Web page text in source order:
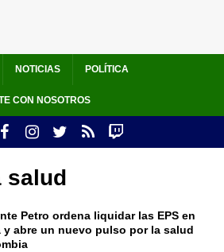
NOTICIAS POLÍTICA
CON NOSOTROS
Petro ordena liquidar las EPS en
y abre un nuevo pulso por la salud